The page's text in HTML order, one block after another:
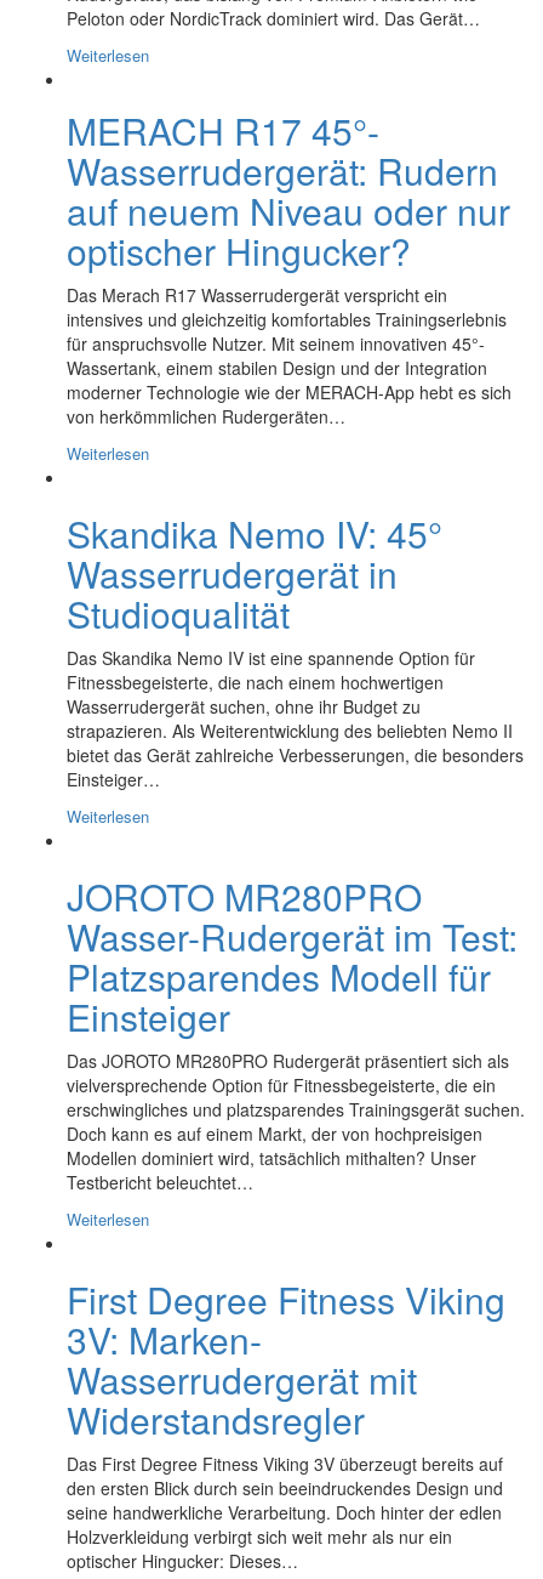
Peloton oder NordicTrack dominiert wird. Das Gerät…
Weiterlesen
MERACH R17 45°-
Wasserrudergerät: Rudern
auf neuem Niveau oder nur
optischer Hingucker?
Das Merach R17 Wasserrudergerät verspricht ein
intensives und gleichzeitig komfortables Trainingserlebnis
für anspruchsvolle Nutzer. Mit seinem innovativen 45°-
Wassertank, einem stabilen Design und der Integration
moderner Technologie wie der MERACH-App hebt es sich
von herkömmlichen Rudergeräten…
Weiterlesen
Skandika Nemo IV: 45°
Wasserrudergerät in
Studioqualität
Das Skandika Nemo IV ist eine spannende Option für
Fitnessbegeisterte, die nach einem hochwertigen
Wasserrudergerät suchen, ohne ihr Budget zu
strapazieren. Als Weiterentwicklung des beliebten Nemo II
bietet das Gerät zahlreiche Verbesserungen, die besonders
Einsteiger…
Weiterlesen
JOROTO MR280PRO
Wasser-Rudergerät im Test:
Platzsparendes Modell für
Einsteiger
Das JOROTO MR280PRO Rudergerät präsentiert sich als
vielversprechende Option für Fitnessbegeisterte, die ein
erschwingliches und platzsparendes Trainingsgerät suchen.
Doch kann es auf einem Markt, der von hochpreisigen
Modellen dominiert wird, tatsächlich mithalten? Unser
Testbericht beleuchtet…
Weiterlesen
First Degree Fitness Viking
3V: Marken-
Wasserrudergerät mit
Widerstandsregler
Das First Degree Fitness Viking 3V überzeugt bereits auf
den ersten Blick durch sein beeindruckendes Design und
seine handwerkliche Verarbeitung. Doch hinter der edlen
Holzverkleidung verbirgt sich weit mehr als nur ein
optischer Hingucker: Dieses…